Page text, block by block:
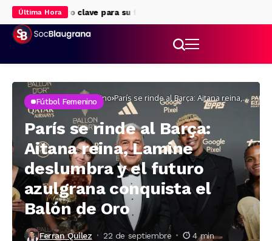
Última Hora
rencuentro clave para su futuro
Inicio Fútbol femenino París se rinde al Barça: Aitana reina,
Lamine deslumbra y el futuro azulgrana
conquista el Balón de Oro
Fútbol Femenino
París se rinde al Barça:
Aitana reina, Lamine
deslumbra y el futuro
azulgrana conquista el
Balón de Oro
Ferran Quilez 22 de septiembre 4 min